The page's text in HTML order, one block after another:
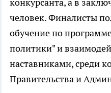
конкурсанта, а в
человек. Финалисты
обучение по
политики" и
наставниками, среди
Правительства и